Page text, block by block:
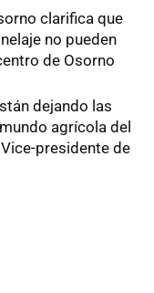
clarifica que
no pueden
de Osorno
dejando las
agrícola del
presidente de